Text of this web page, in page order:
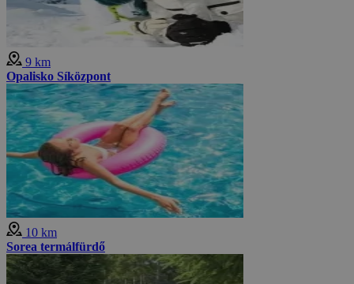
9 km
Opalisko Síközpont
10 km
Sorea termálfürdő